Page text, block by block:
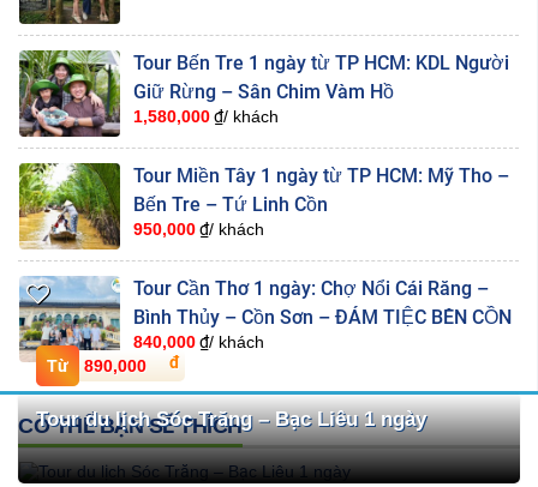
Tour Bến Tre 1 ngày từ TP HCM: KDL Người
Giữ Rừng – Sân Chim Vàm Hồ
1,580,000₫/ khách
Tour Miền Tây 1 ngày từ TP HCM: Mỹ Tho –
Bến Tre – Tứ Linh Cồn
950,000₫/ khách
Tour Cần Thơ 1 ngày: Chợ Nổi Cái Răng –
Bình Thủy – Cồn Sơn – ĐÁM TIỆC BÊN CỒN
840,000₫/ khách
CÓ THỂ BẠN SẼ THÍCH
890,000
Tour du lịch Sóc Trăng – Bạc Liêu 1 ngày